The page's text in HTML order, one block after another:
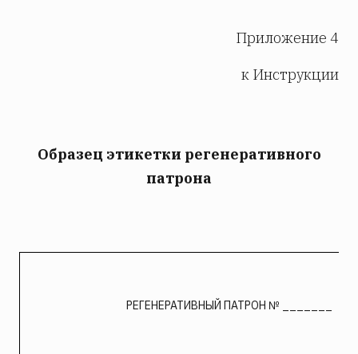
Приложение 4
к Инструкции
Образец этикетки регенеративного
патрона
РЕГЕНЕРАТИВНЫЙ ПАТРОН № _______